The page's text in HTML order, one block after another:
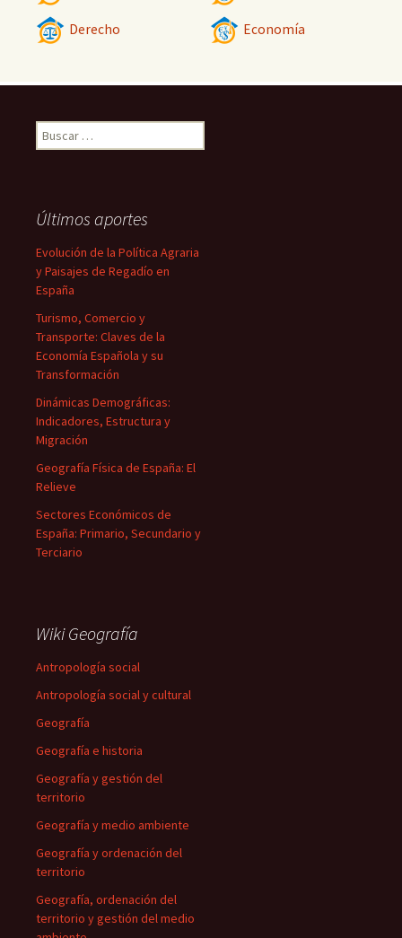
Derecho Economía
Buscar:
Últimos aportes
Evolución de la Política Agraria
y Paisajes de Regadío en
España
Turismo, Comercio y
Transporte: Claves de la
Economía Española y su
Transformación
Dinámicas Demográficas:
Indicadores, Estructura y
Migración
Geografía Física de España: El
Relieve
Sectores Económicos de
España: Primario, Secundario y
Terciario
Wiki Geografía
Antropología social
Antropología social y cultural
Geografía
Geografía e historia
Geografía y gestión del
territorio
Geografía y medio ambiente
Geografía y ordenación del
territorio
Geografía, ordenación del
territorio y gestión del medio